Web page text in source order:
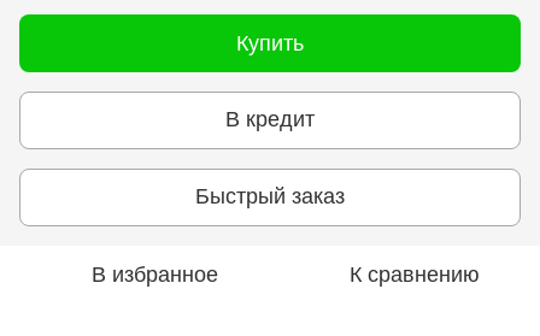
Купить
В кредит
Быстрый заказ
В избранное К сравнению